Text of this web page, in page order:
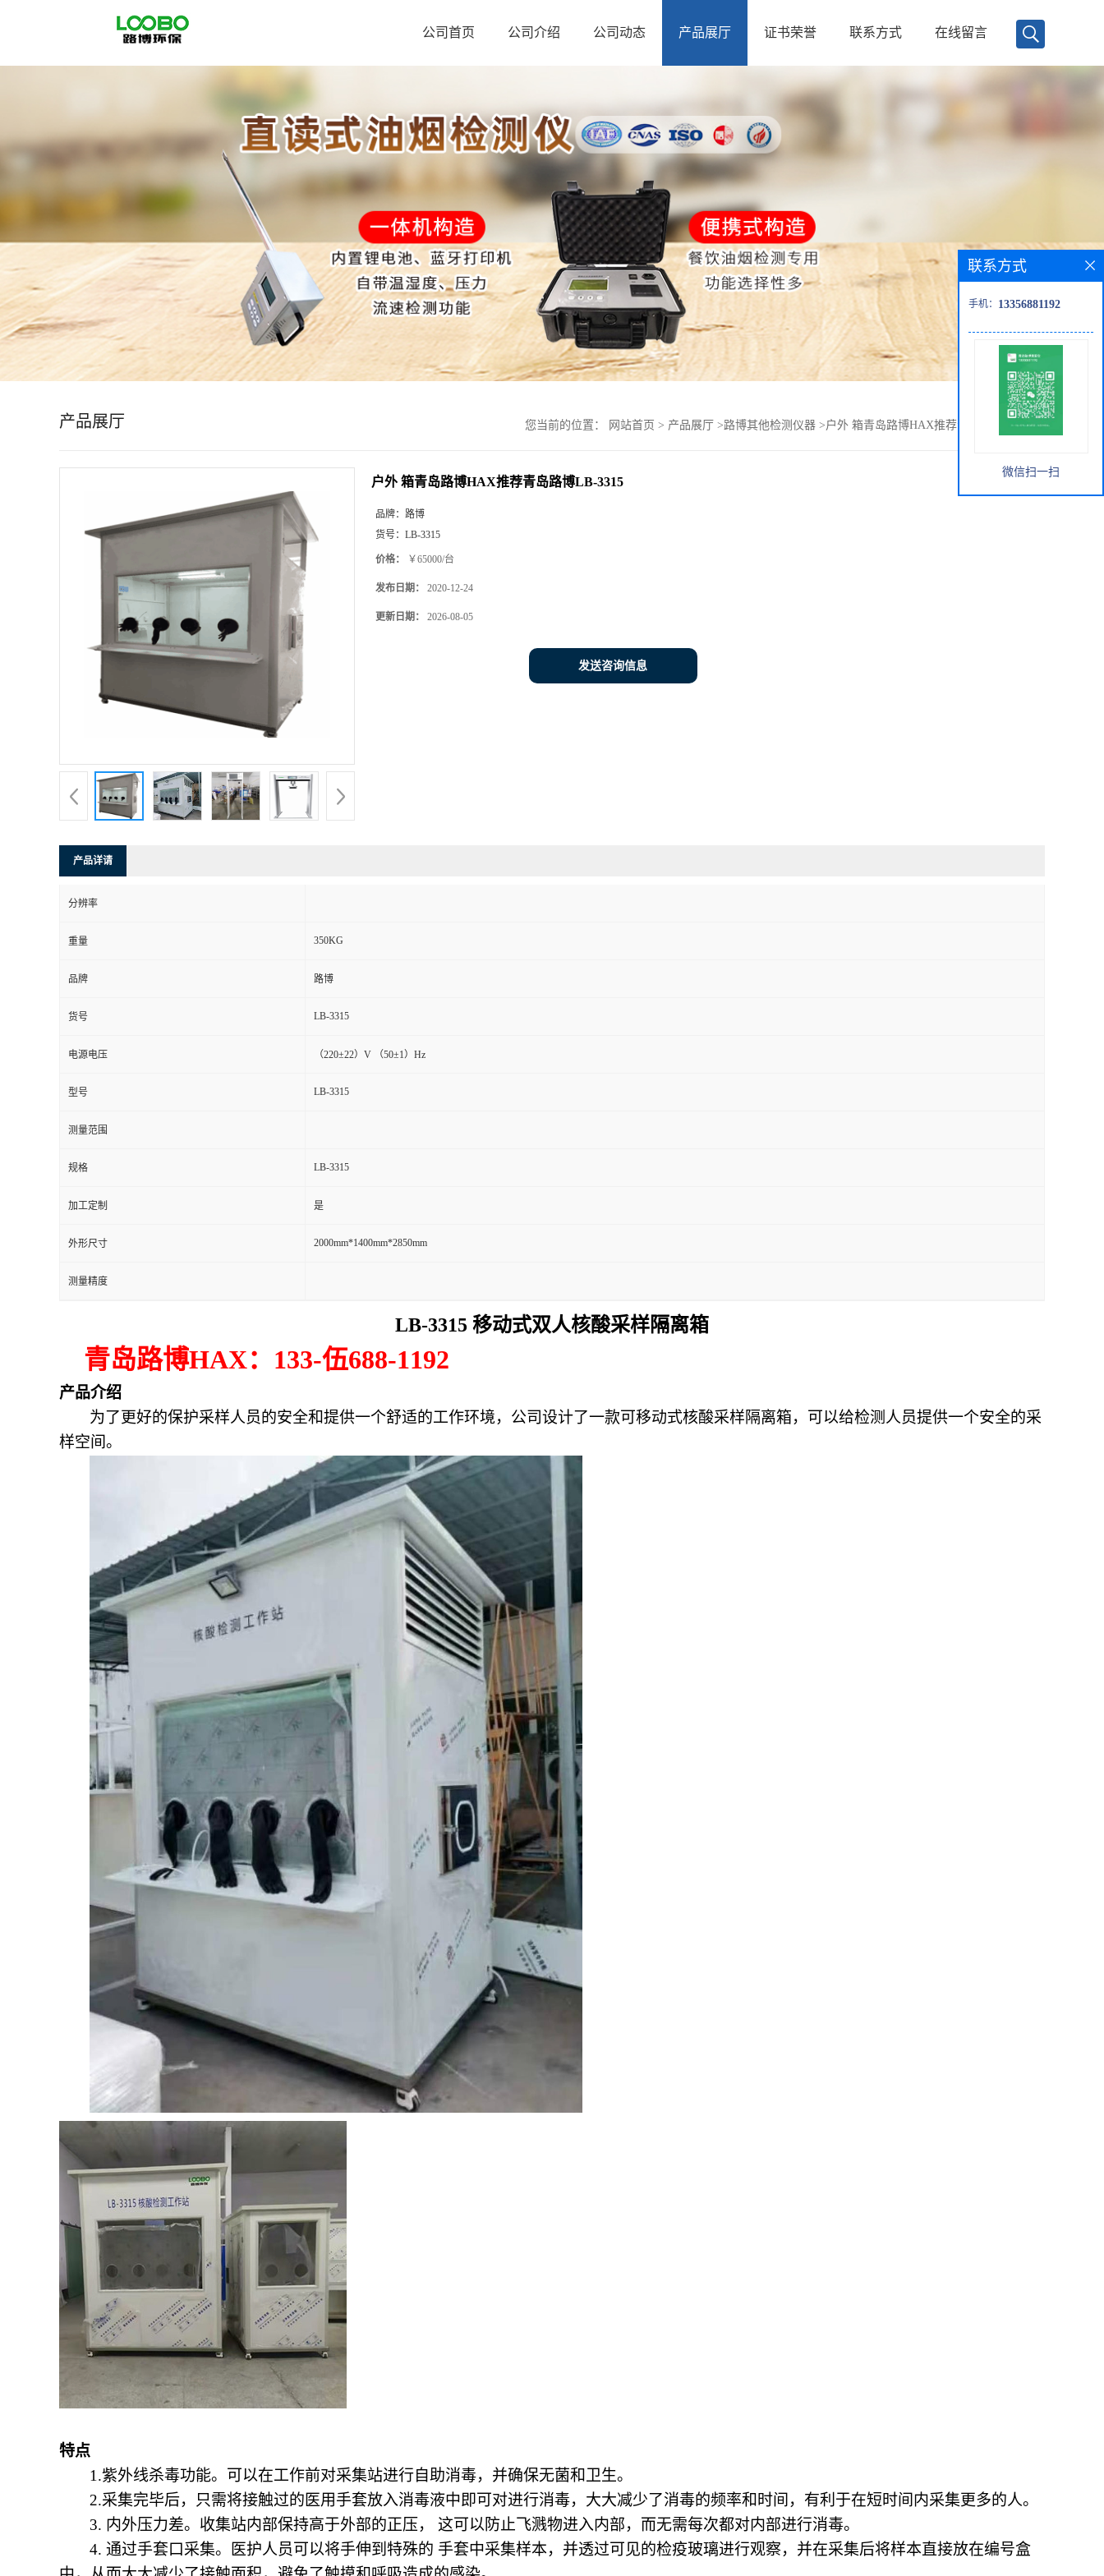
首
介
公司首页 公司介绍 公司动态 产品展厅 证书荣誉 联系方式 在线留言
产品展厅 您当前的位置： 网站首页 > 产品展厅 >路博其他检测仪器 > 户外 箱青岛路博HAX推荐青岛路博LB-3315
户外 箱青岛路博HAX推荐青岛路博LB-3315
品牌： 路博
货号： LB-3315
价格： ￥65000/台
发布日期： 2020-12-24
更新日期： 2026-08-05
发送咨询信息
产品详请
分辨率
重量 350KG
品牌 路博
货号 LB-3315
电源电压 （220±22）V （50±1）Hz
型号 LB-3315
测量范围
规格 LB-3315
加工定制 是
外形尺寸 2000mm*1400mm*2850mm
测量精度
LB-3315 移动式双人核酸采样隔离箱
青岛路博HAX： 133-伍688-1192
产品介绍
为了更好的保护采样人员的安全和提供一个舒适的工作环境， 公司设计了一款可移动式核酸采样隔离箱，可以给检测人员提供一个安全的采
样空间。
特点
1.紫外线杀毒功能。 可以在工作前对采集站进行自助消毒，并确保无菌和卫生。
2.采集完毕后，只需将接触过的医用手套放入消毒液中即可对进行消毒，大大减少了消毒的频率和时间，有利于在短时间内采集更多的人。
3. 内外压力差。收集站内部保持高于外部的正压， 这可以防止飞溅物进入内部，而无需每次都对内部进行消毒。
4. 通过手套口采集。医护人员可以将手伸到特殊的 手套中采集样本，并透过可见的检疫玻璃进行观察，并在采集后将样本直接放在编号盒
联系方式
手机： 13356881192
微信扫一扫